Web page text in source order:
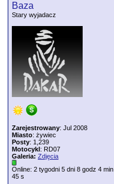
Baza
Stary wyjadacz
Zarejestrowany: Jul 2008
Miasto: żywiec
Posty: 1,239
Motocykl: RD07
Galeria: Zdjęcia
Online: 2 tygodni 5 dni 8 godz 4 min
45 s